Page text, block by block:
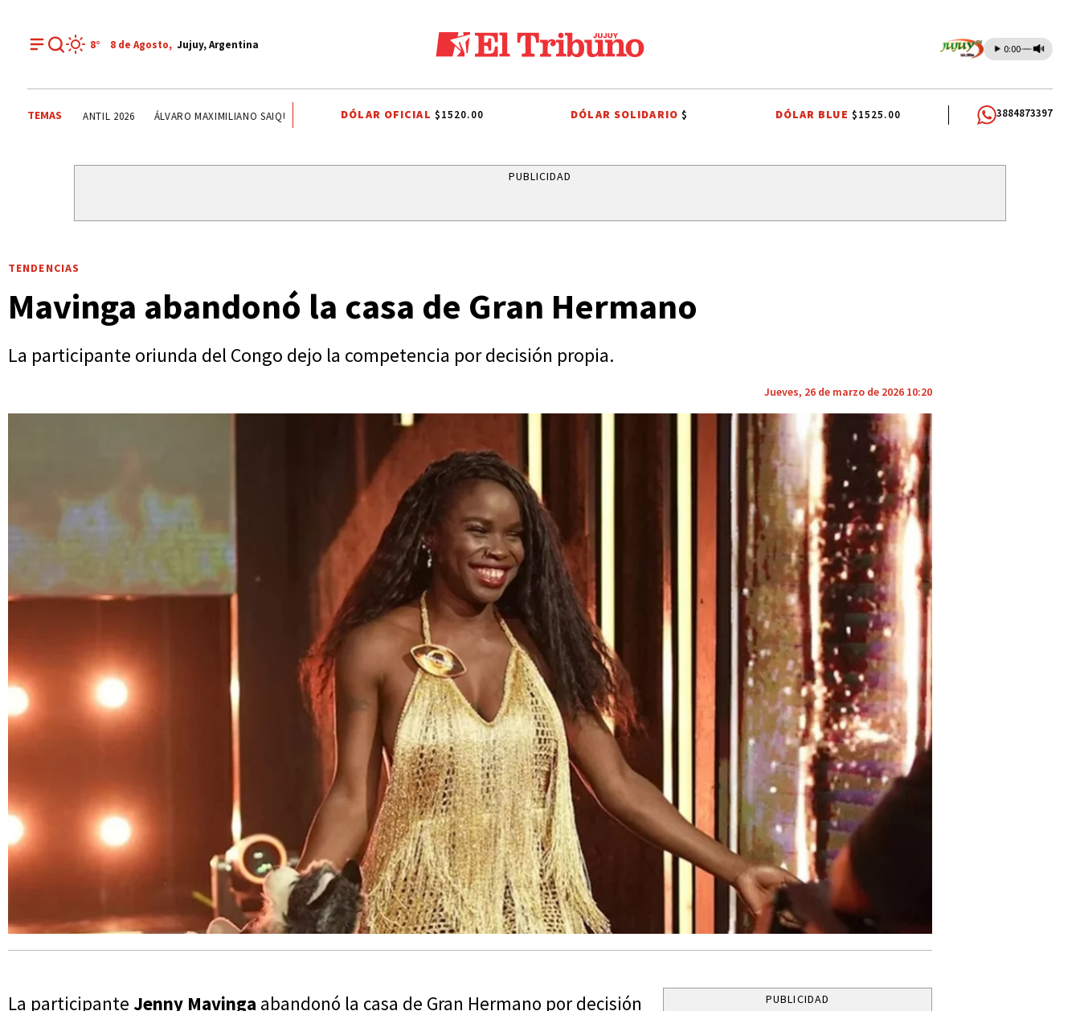
8° 8 de Agosto, Jujuy, Argentina 0:00
TEMAS EL TRIBUNO POR LOS BARRIOS ONDA ESTUDIANTIL 2026 ÁLVARO MAXIMILIANO SAIQUITA DÍA DEL NIÑO ENTREVISTA A DARÍO SZTAJNSZRAJBER GOBIERNO DE JUJUY LA FIESTA DE LA
DÓLAR OFICIAL $1520.00 DÓLAR SOLIDARIO$ DÓLAR BLUE $1525.00 3884873397
PUBLICIDAD
TENDENCIAS
Mavinga abandonó la casa de Gran Hermano
La participante oriunda del Congo dejo la competencia por decisión propia.
Jueves, 26 de marzo de 2026 10:20
La participante Jenny Mavinga abandonó la casa de Gran Hermano por decisión
PUBLICIDAD